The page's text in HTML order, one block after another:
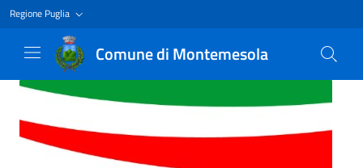
Regione Puglia
Comune di Montemesola
Homepage